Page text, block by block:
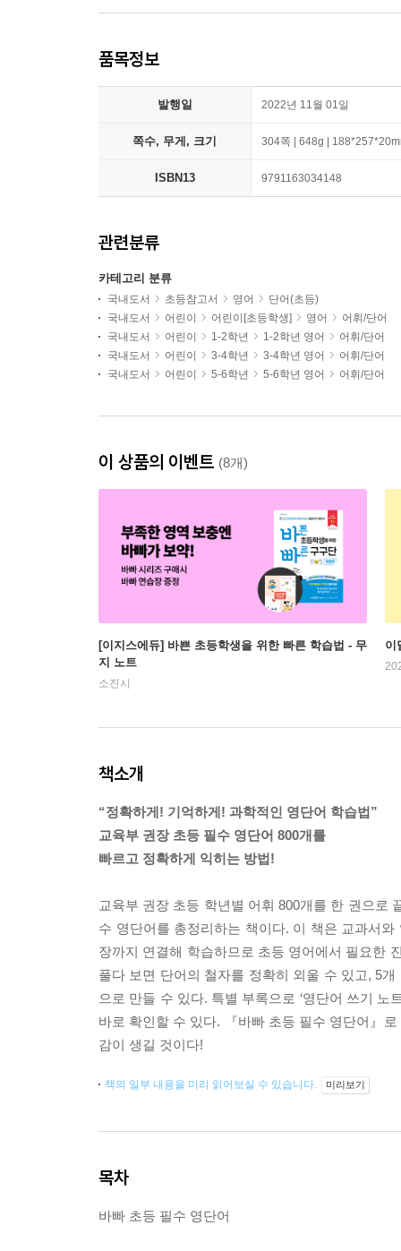
품목정보
발행일 2022년 11월 01일
쪽수, 무게, 크기 304쪽 | 648g |
ISBN13 9791163034148
관련분류
카테고리 분류
국내도서 초등참고서 영어
단어(초등)
국내도서
어린이 어린이[초등학생] 영어
어휘/단어
국내도서
어린이 1-2학년 1-2학년 영어
어휘/단어
국내도서
어린이 3-4학년 3-4학년 영어
어휘/단어
국내도서
어린이 5-6학년 5-6학년 영어 어휘/단어
이 상품의 이벤트 (8개)
[이지스에듀] 바쁜 초등학생을 위한 빠른 학습법 - 무
지 노트
소진시
이
책소개
“정확하게! 기억하게! 과학적인 영단어 학습법”
교육부 권장 초등 필수 영단어 800개를
빠르고 정확하게 익히는 방법!
교육부 권장 초등 학년별 어휘 800개를 한 권으로
수 영단어를 총정리하는 책이다. 이 책은 교과서
장까지 연결해 학습하므로 초등 영어에서 필요한
풀다 보면 단어의 철자를 정확히 외울 수 있고, 5
으로 만들 수 있다. 특별 부록으로 ‘영단어 쓰기
바로 확인할 수 있다. 『바빠 초등 필수 영단어』
감이 생길 것이다!
책의 일부 내용을 미리 읽어보실 수 있습니다. 미리보기
목차
바빠 초등 필수 영단어